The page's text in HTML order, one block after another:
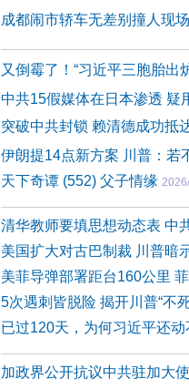
成都闹市轿车无差别撞人现
又倒霉了！“习近平三胞胎出
中共15假媒体在日本渗透 疑
突破中共封锁 赖清德成功抵
伊朗提14点新方案 川普：若
天下奇谭 (552) 父子情缘
清华教师要填思想动态表 中
美国扩大对古巴制裁 川普暗
美菲导弹部署距台160公里
5次遇刺皆脱险 揭开川普“不
已过120天，为何习近平还动
加政界公开抗议中共驻加大